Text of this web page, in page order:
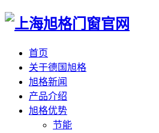
首页
关于德国旭格
旭格新闻
产品介绍
旭格优势
节能